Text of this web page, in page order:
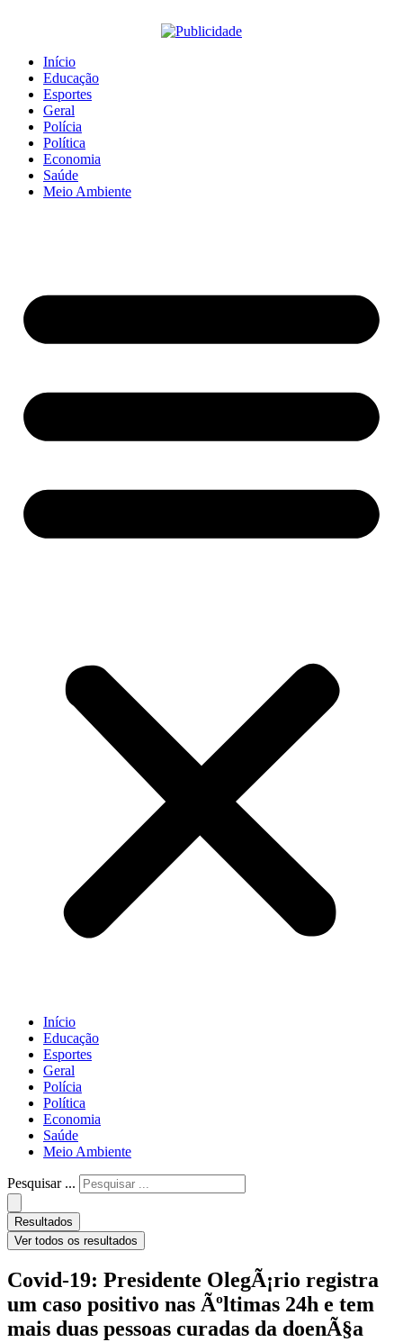
Início
Educação
Esportes
Geral
Polícia
Política
Economia
Saúde
Meio Ambiente
Início
Educação
Esportes
Geral
Polícia
Política
Economia
Saúde
Meio Ambiente
Pesquisar ...
Resultados
Ver todos os resultados
Covid-19: Presidente OlegÃ¡rio registra
um caso positivo nas Ãºltimas 24h e tem
mais duas pessoas curadas da doenÃ§a